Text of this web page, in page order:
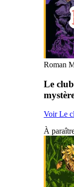
Roman
Le
Voir Le
À